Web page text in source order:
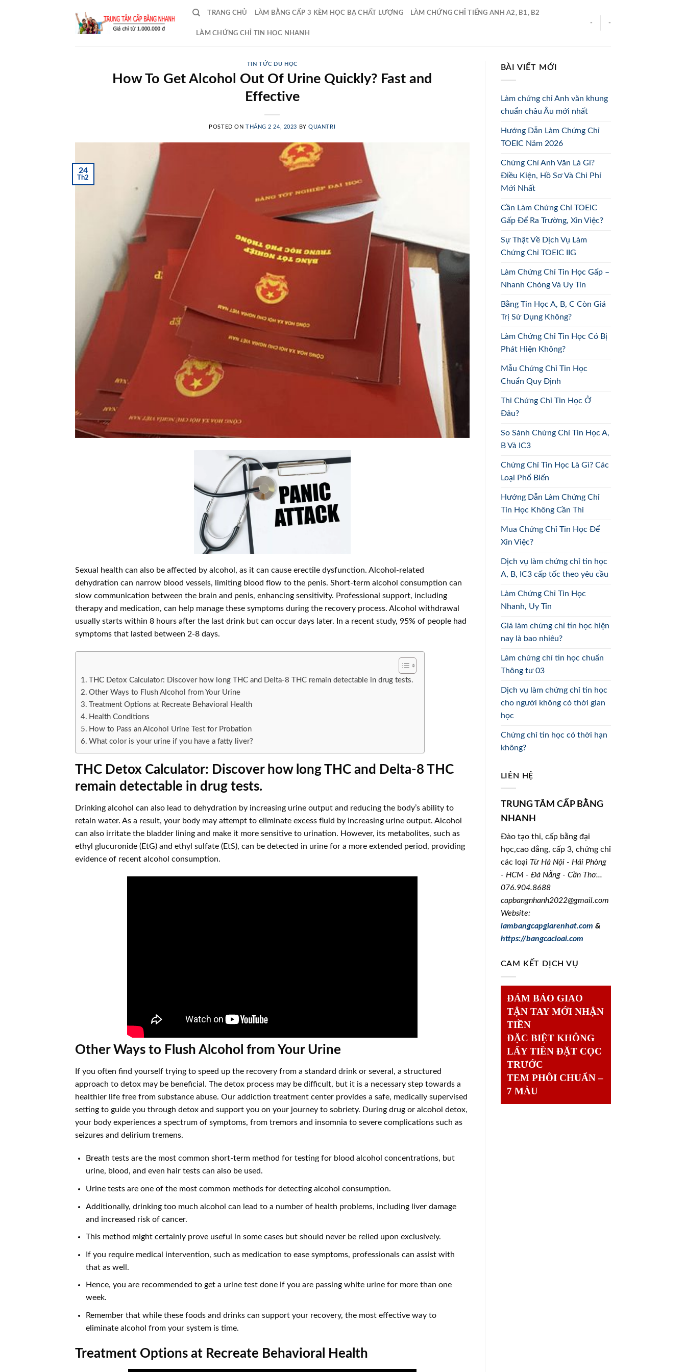
TRANG CHỦ LÀM BẰNG CẤP 3 KÈM HỌC BẠ CHẤT LƯỢNG LÀM CHỨNG CHỈ TIẾNG ANH A2, B1, B2
LÀM CHỨNG CHỈ TIN HỌC NHANH
- -
TIN TỨC DU HỌC
How To Get Alcohol Out Of Urine Quickly? Fast and
Effective
POSTED ON THÁNG 2 24, 2023 BYQUANTRI
24
Th2
Sexual health can also be affected by alcohol, as it can cause erectile dysfunction. Alcohol-related
dehydration can narrow blood vessels, limiting blood flow to the penis. Short-term alcohol consumption can
slow communication between the brain and penis, enhancing sensitivity. Professional support, including
therapy and medication, can help manage these symptoms during the recovery process. Alcohol withdrawal
usually starts within 8 hours after the last drink but can occur days later. In a recent study, 95% of people had
symptoms that lasted between 2-8 days.
THC Detox Calculator: Discover how long THC and Delta-8 THC remain detectable in drug tests.
Other Ways to Flush Alcohol from Your Urine
Treatment Options at Recreate Behavioral Health
Health Conditions
How to Pass an Alcohol Urine Test for Probation
What color is your urine if you have a fatty liver?
THC Detox Calculator: Discover how long THC and Delta-8 THC
remain detectable in drug tests.
Drinking alcohol can also lead to dehydration by increasing urine output and reducing the body’s ability to
retain water. As a result, your body may attempt to eliminate excess fluid by increasing urine output. Alcohol
can also irritate the bladder lining and make it more sensitive to urination. However, its metabolites, such as
ethyl glucuronide (EtG) and ethyl sulfate (EtS), can be detected in urine for a more extended period, providing
evidence of recent alcohol consumption.
Other Ways to Flush Alcohol from Your Urine
If you often find yourself trying to speed up the recovery from a standard drink or several, a structured
approach to detox may be beneficial. The detox process may be difficult, but it is a necessary step towards a
healthier life free from substance abuse. Our addiction treatment center provides a safe, medically supervised
setting to guide you through detox and support you on your journey to sobriety. During drug or alcohol detox,
your body experiences a spectrum of symptoms, from tremors and insomnia to severe complications such as
seizures and delirium tremens.
Breath tests are the most common short-term method for testing for blood alcohol concentrations, but
urine, blood, and even hair tests can also be used.
Urine tests are one of the most common methods for detecting alcohol consumption.
Additionally, drinking too much alcohol can lead to a number of health problems, including liver damage
and increased risk of cancer.
This method might certainly prove useful in some cases but should never be relied upon exclusively.
If you require medical intervention, such as medication to ease symptoms, professionals can assist with
that as well.
Hence, you are recommended to get a urine test done if you are passing white urine for more than one
week.
Remember that while these foods and drinks can support your recovery, the most effective way to
eliminate alcohol from your system is time.
Treatment Options at Recreate Behavioral Health
BÀI VIẾT MỚI
Làm chứng chỉ Anh văn khung
chuẩn châu Âu mới nhất
Hướng Dẫn Làm Chứng Chỉ
TOEIC Năm 2026
Chứng Chỉ Anh Văn Là Gì?
Điều Kiện, Hồ Sơ Và Chi Phí
Mới Nhất
Cần Làm Chứng Chỉ TOEIC
Gấp Để Ra Trường, Xin Việc?
Sự Thật Về Dịch Vụ Làm
Chứng Chỉ TOEIC IIG
Làm Chứng Chỉ Tin Học Gấp –
Nhanh Chóng Và Uy Tín
Bằng Tin Học A, B, C Còn Giá
Trị Sử Dụng Không?
Làm Chứng Chỉ Tin Học Có Bị
Phát Hiện Không?
Mẫu Chứng Chỉ Tin Học
Chuẩn Quy Định
Thi Chứng Chỉ Tin Học Ở
Đâu?
So Sánh Chứng Chỉ Tin Học A,
B Và IC3
Chứng Chỉ Tin Học Là Gì? Các
Loại Phổ Biến
Hướng Dẫn Làm Chứng Chỉ
Tin Học Không Cần Thi
Mua Chứng Chỉ Tin Học Để
Xin Việc?
Dịch vụ làm chứng chỉ tin học
A, B, IC3 cấp tốc theo yêu cầu
Làm Chứng Chỉ Tin Học
Nhanh, Uy Tín
Giá làm chứng chỉ tin học hiện
nay là bao nhiêu?
Làm chứng chỉ tin học chuẩn
Thông tư 03
Dịch vụ làm chứng chỉ tin học
cho người không có thời gian
học
Chứng chỉ tin học có thời hạn
không?
LIÊN HỆ
TRUNG TÂM CẤP BẰNG
NHANH
Đào tạo thi, cấp bằng đại
học,cao đẳng, cấp 3, chứng chỉ
các loại Từ Hà Nội - Hải Phòng
- HCM - Đà Nẵng - Cần Thơ...
076.904.8688
capbangnhanh2022@gmail.com
Website:
lambangcapgiarenhat.com &
https://bangcacloai.com
CAM KẾT DỊCH VỤ
ĐẢM BẢO GIAO
TẬN TAY MỚI NHẬN
TIỀN
ĐẶC BIỆT KHÔNG
LẤY TIỀN ĐẶT CỌC
TRƯỚC
TEM PHÔI CHUẨN –
7 MÀU